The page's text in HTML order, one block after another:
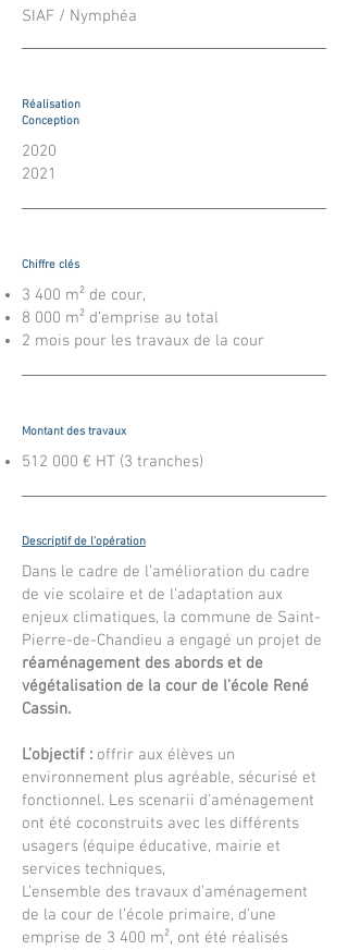
SIAF / Nymphéa
Réalisation
Conception
2020
2021
Chiffre clés
3 400 m² de cour,
8 000 m² d’emprise au total
2 mois pour les travaux de la cour
Montant des travaux
512 000 € HT (3 tranches)
Descriptif de l'opération
Dans le cadre de l’amélioration du cadre
de vie scolaire et de l’adaptation aux
enjeux climatiques, la commune de Saint-
Pierre-de-Chandieu a engagé un projet de
réaménagement des abords et de
végétalisation de la cour de l’école René
Cassin.
L’objectif : offrir aux élèves un
environnement plus agréable, sécurisé et
fonctionnel. Les scenarii d’aménagement
ont été coconstruits avec les différents
usagers (équipe éducative, mairie et
services techniques,
L’ensemble des travaux d’aménagement
de la cour de l’école primaire, d’une
emprise de 3 400 m², ont été réalisés